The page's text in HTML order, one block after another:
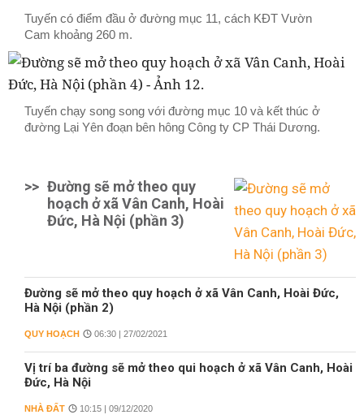
Tuyến có điểm đầu ở đường mục 11, cách KĐT Vườn
Cam khoảng 260 m.
Tuyến chạy song song với đường mục 10 và kết thúc ở
đường Lại Yên đoạn bên hông Công ty CP Thái Dương.
>> Đường sẽ mở theo quy
hoạch ở xã Vân Canh, Hoài
Đức, Hà Nội (phần 3)
Đường sẽ mở theo quy hoạch ở xã Vân Canh, Hoài Đức,
Hà Nội (phần 2)
QUY HOẠCH 06:30 | 27/02/2021
Vị trí ba đường sẽ mở theo qui hoạch ở xã Vân Canh, Hoài
Đức, Hà Nội
NHÀ ĐẤT 10:15 | 09/12/2020